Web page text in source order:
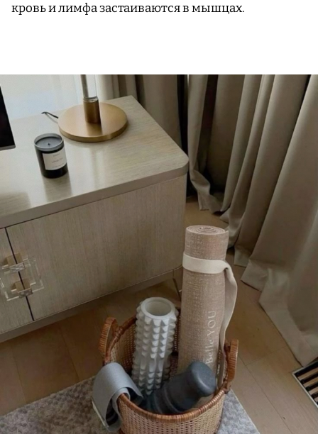
кровь и лимфа застаиваются в мышцах.